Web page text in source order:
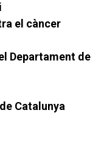
el càncer
Departament de
Catalunya